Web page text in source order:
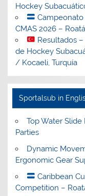
Hockey
CMAS 2026 –
Resultados
de Hockey
/ Kocaeli, Turquía
Sportalsub in
Top Water
Parties
Dynamic
Ergonomic Gear
Caribbean
Competition –